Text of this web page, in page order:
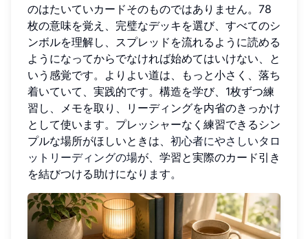
のはたいていカードそのものではありません。78
枚の意味を覚え、完璧なデッキを選び、すべてのシ
ンボルを理解し、スプレッドを流れるように読める
ようになってからでなければ始めてはいけない、と
いう感覚です。よりよい道は、もっと小さく、落ち
着いていて、実践的です。構造を学び、1枚ずつ練
習し、メモを取り、リーディングを内省のきっかけ
として使います。プレッシャーなく練習できるシン
プルな場所がほしいときは、 初心者にやさしいタロ
ットリーディングの場が、学習と実際のカード引き
を結びつける助けになります。